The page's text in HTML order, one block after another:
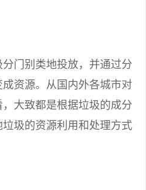
门别类地投放，并通过分
资源。从国内外各城市对
大致都是根据垃圾的成分
圾的资源利用和处理方式